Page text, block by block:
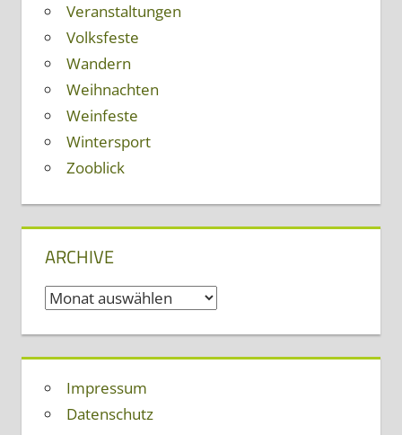
Veranstaltungen
Volksfeste
Wandern
Weihnachten
Weinfeste
Wintersport
Zooblick
ARCHIVE
Archive
Impressum
Datenschutz